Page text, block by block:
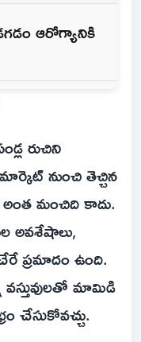
ఆరోగ్యానికి
రుచిని
నుంచి తెచ్చిన
అంత మంచిది కాదు.
అవశేషాలు,
ప్రమాదం ఉంది.
మామిడి
చేసుకోవచ్చు.